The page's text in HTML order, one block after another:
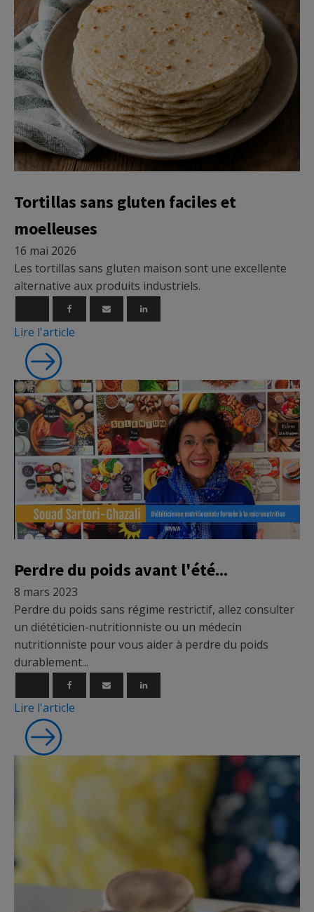
Tortillas sans gluten faciles et
moelleuses
16 mai 2026
Les tortillas sans gluten maison sont une excellente
alternative aux produits industriels.
Lire l'article
Perdre du poids avant l'été...
8 mars 2023
Perdre du poids sans régime restrictif, allez consulter
un diététicien-nutritionniste ou un médecin
nutritionniste pour vous aider à perdre du poids
durablement...
Lire l'article